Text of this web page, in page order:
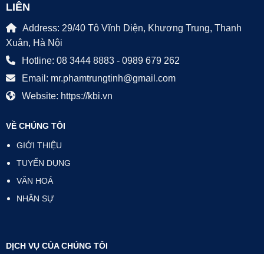
LIÊN
Address: 29/40 Tô Vĩnh Diện, Khương Trung, Thanh
Xuân, Hà Nội
Hotline: 08 3444 8883 - 0989 679 262
Email: mr.phamtrungtinh@gmail.com
Website: https://kbi.vn
VỀ CHÚNG TÔI
GIỚI THIỆU
TUYỂN DỤNG
VĂN HOÁ
NHÂN SỰ
DỊCH VỤ CỦA CHÚNG TÔI